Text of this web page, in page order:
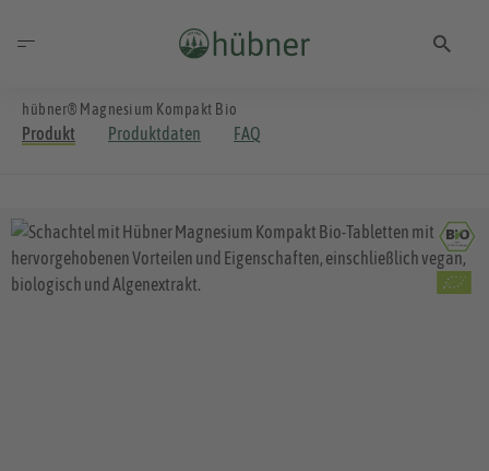
hübner® Magnesium Kompakt Bio
Produkt Produktdaten FAQ